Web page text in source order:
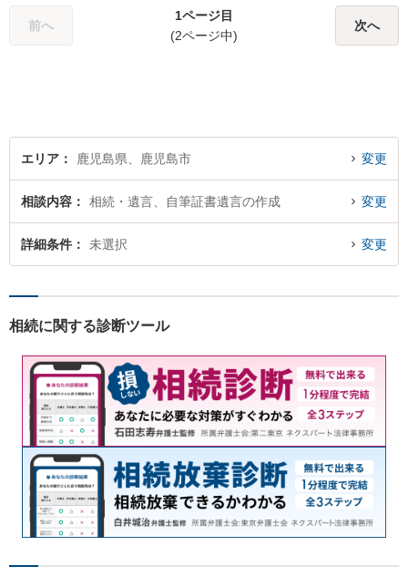
を傾け、依頼者の悩みに寄り
添って助言や提案を提供して
前へ
1ページ目
(2ページ中)
次へ
エリア 鹿児島県、鹿児島市 変更
相談内容 相続・遺言、自筆証書遺言の作成 変更
詳細条件 未選択 変更
相続に関する診断ツール